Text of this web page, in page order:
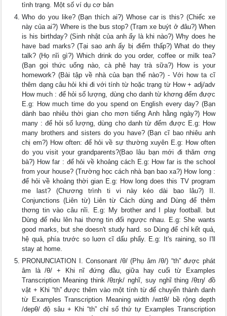
tình trạng. Một số ví dụ cơ bản
Who do you like? (Bạn thích ai?) Whose car is this? (Chiếc xe
này của ai?) Where is the bus stop? (Trạm xe buýt ở đâu?) When
is his birthday? (Sinh nhật của anh ấy là khi nào?) Why does he
have bad marks? (Tại sao anh ấy bị điểm thấp?) What do they
talk? (Họ nĩi gì?) Which drink do you order, coffee or milk tea?
(Bạn gọi thức uống nào, cà phê hay trà sữa?) How is your
homework? (Bài tập về nhà của bạn thế nào?) - Với how ta cĩ
thêm dạng câu hỏi khi đi với tính từ hoặc trạng từ How + adj/adv
How much : để hỏi số lượng, dùng cho danh từ khơng đếm được
E.g: How much time do you spend on English every day? (Bạn
dành bao nhiêu thời gian cho mơn tiếng Anh hằng ngày?) How
many : để hỏi số lượng, dùng cho danh từ đếm được E.g: How
many brothers and sisters do you have? (Bạn cĩ bao nhiêu anh
chị em?) How often: để hỏi về sự thường xuyên E.g: How often
do you visit your grandparents?(Bao lâu bạn mới đi thăm ơng
bà?) How far : để hỏi về khoảng cách E.g: How far is the school
from your house? (Trường học cách nhà bạn bao xa?) How long :
để hỏi về khoảng thời gian E.g: How long does this TV program
me last? (Chương trình ti vi này kéo dài bao lâu?) II.
Conjunctions (Liên từ) Liên từ Cách dùng and Dùng để thêm
thơng tin vào câu nĩi. E.g: My brother and I play football. but
Dùng để nêu lên hai thơng tin đối ngược nhau. E.g: She wants
good marks, but she doesn't study hard. so Dùng để chỉ kết quả,
hệ quả, phía trước so luơn cĩ dấu phẩy. E.g: It's raining, so I'll
stay at home.
PRONUNCIATION I. Consonant /θ/ (Phụ âm /θ/) “th” được phát
âm là /θ/ + Khi nĩ đứng đầu, giữa hay cuối từ Examples
Transcription Meaning think /θɪŋk/ nghĩ, suy nghĩ thing /θɪŋ/ đồ
vật + Khi “th” được thêm vào một tính từ để chuyển thành danh
từ Examples Transcription Meaning width /wɪtθ/ bề rộng depth
/depθ/ độ sâu + Khi “th” chỉ số thứ tự Examples Transcription